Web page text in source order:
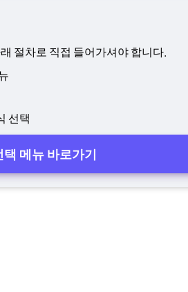
절차로 직접 들어가셔야 합니다.
선택
메뉴 바로가기